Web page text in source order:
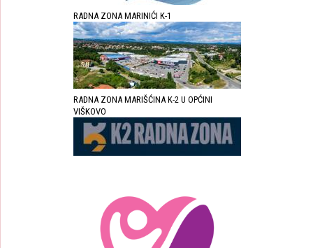
RADNA ZONA MARINIĆI K-1
RADNA ZONA MARIŠĆINA K-2 U OPĆINI
VIŠKOVO